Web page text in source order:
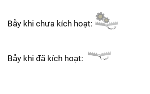
Bẫy khi chưa kích hoạt:
Bẫy khi đã kích hoạt: